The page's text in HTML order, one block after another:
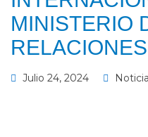
MINISTERIO
Julio 24, 2024